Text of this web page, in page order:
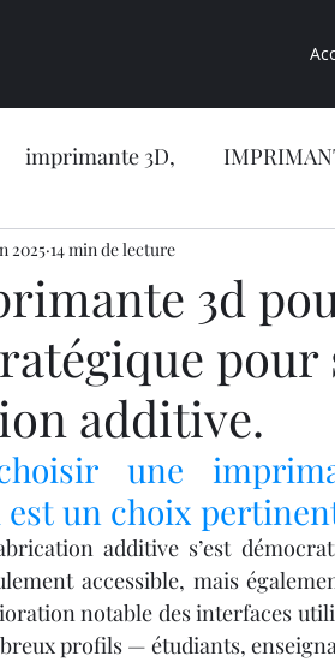
imprimante 3D,
3D CONSEILS LV3D
CONCESSION LV3D
3D RESINE
3D IMPRIMANTE 3D
Impression à la Demande
3d
pour
additive.
2025 14 min de lecture
une
est un choix
additive s’est
accessible, mais
notable des interfaces
profils — étudiants,